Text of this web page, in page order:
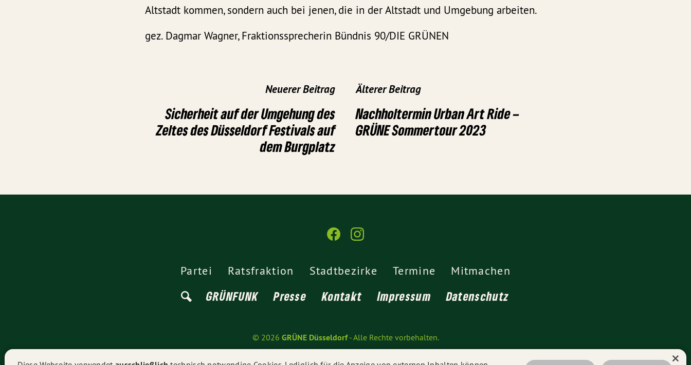
Altstadt kommen, sondern auch bei jenen, die in der Altstadt und Umgebung arbeiten.
gez. Dagmar Wagner, Fraktionssprecherin Bündnis 90/DIE GRÜNEN
Neuerer Beitrag
Sicherheit auf der Umgehung des
Zeltes des Düsseldorf Festivals auf
dem Burgplatz
Älterer Beitrag
Nachholtermin Urban Art Ride –
GRÜNE Sommertour 2023
Partei Ratsfraktion Stadtbezirke Termine Mitmachen
GRÜNFUNK Presse Kontakt Impressum Datenschutz
© 2026 GRÜNE Düsseldorf- Alle Rechte vorbehalten.
×